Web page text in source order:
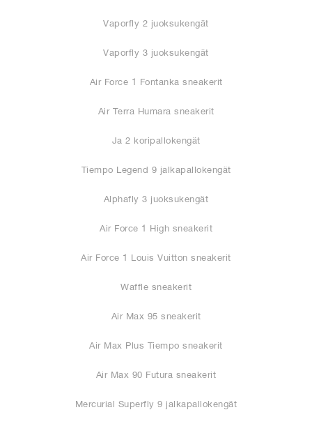
Vaporfly 2 juoksukengät
Vaporfly 3 juoksukengät
Air Force 1 Fontanka sneakerit
Air Terra Humara sneakerit
Ja 2 koripallokengät
Tiempo Legend 9 jalkapallokengät
Alphafly 3 juoksukengät
Air Force 1 High sneakerit
Air Force 1 Louis Vuitton sneakerit
Waffle sneakerit
Air Max 95 sneakerit
Air Max Plus Tiempo sneakerit
Air Max 90 Futura sneakerit
Mercurial Superfly 9 jalkapallokengät